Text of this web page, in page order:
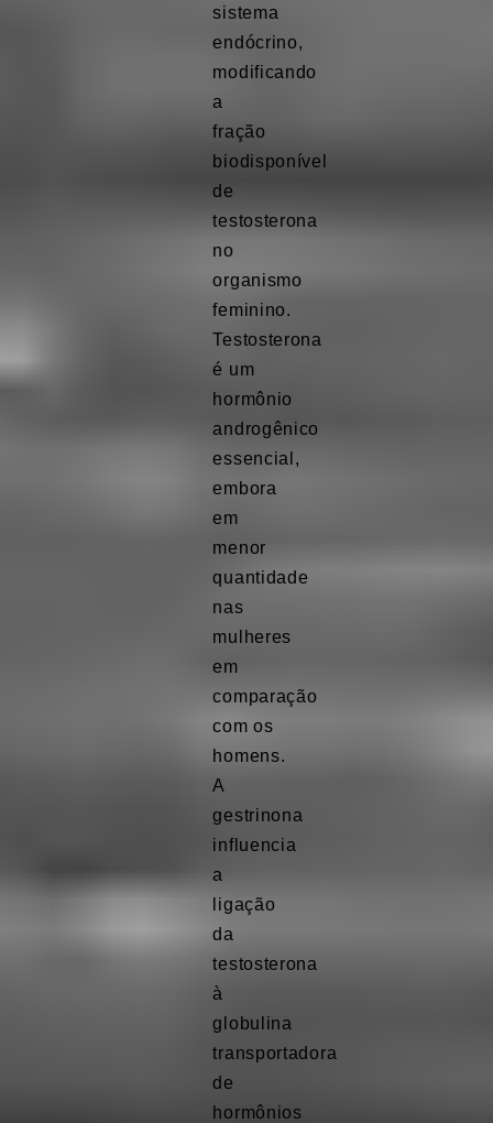
sistema
endócrino,
modificando
a
fração
biodisponível
de
testosterona
no
organismo
feminino.
Testosterona
é um
hormônio
androgênico
essencial,
embora
em
menor
quantidade
nas
mulheres
em
comparação
com os
homens.
A
gestrinona
influencia
a
ligação
da
testosterona
à
globulina
transportadora
de
hormônios